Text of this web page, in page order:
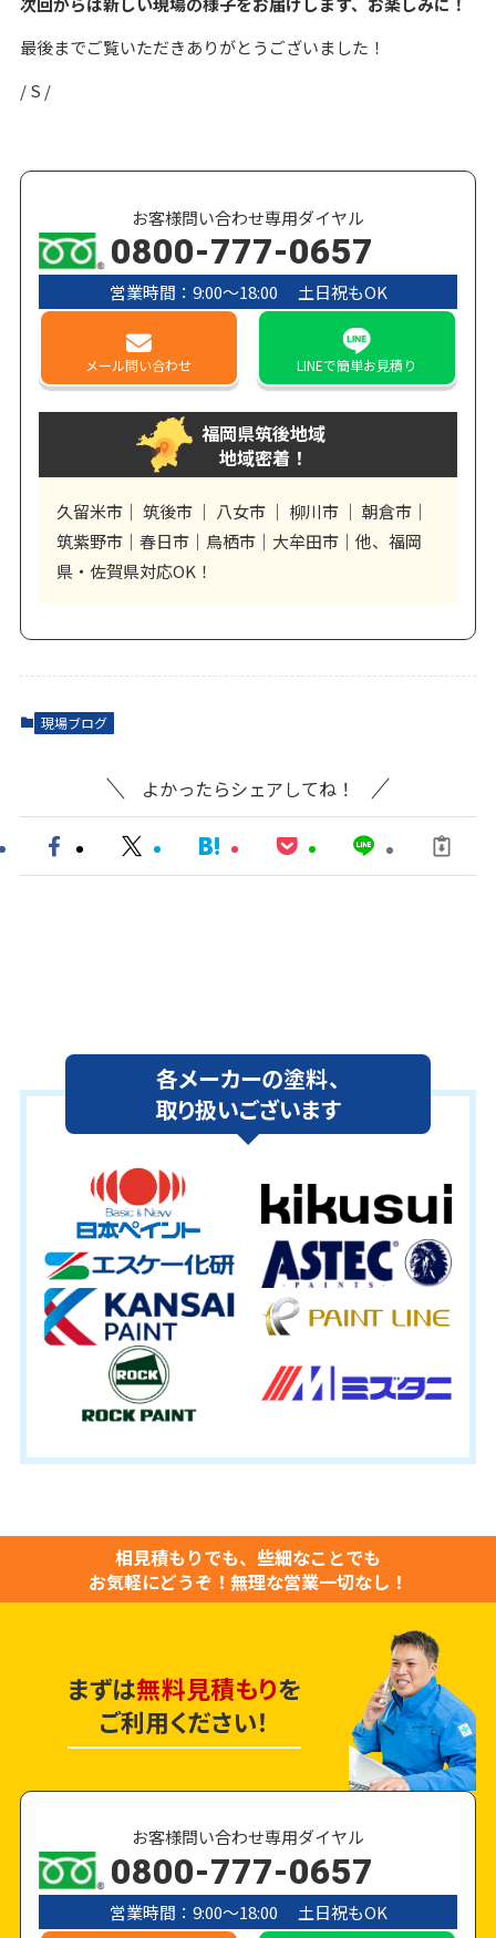
最後までご覧いただきありがとうございました！
/ S /
お客様問い合わせ専用ダイヤル
0800-777-0657
営業時間：9:00〜18:00 土日祝もOK
メール問い合わせ LINEで簡単お見積り
福岡県筑後地域
地域密着！
久留米市｜ 筑後市 ｜ 八女市 ｜ 柳川市 ｜ 朝倉市｜
筑紫野市｜春日市｜鳥栖市｜大牟田市｜他、福岡
県・佐賀県対応OK！
現場ブログ
よかったらシェアしてね！
各メーカーの塗料、
取り扱いございます
相見積もりでも、些細なことでも
お気軽にどうぞ！ 無理な営業一切なし！
まずは無料見積もりを
ご利用ください！
お客様問い合わせ専用ダイヤル
0800-777-0657
営業時間：9:00〜18:00 土日祝もOK